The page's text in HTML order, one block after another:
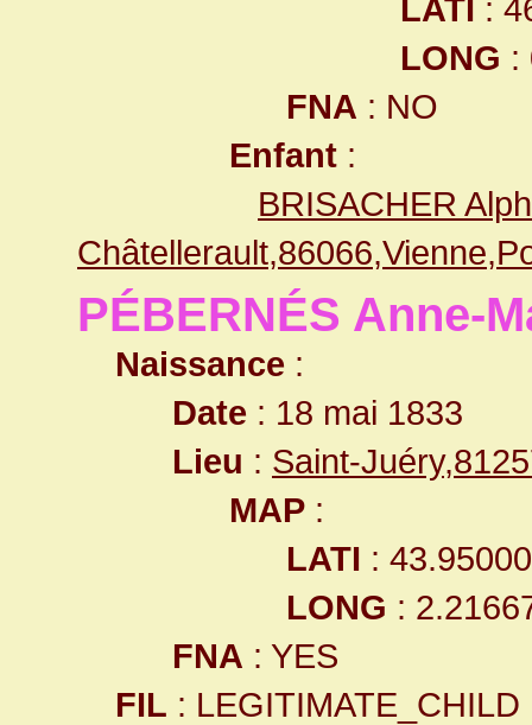
LATI :
LONG :
FNA : NO
Enfant :
BRISACHER
PÉBERNÉS Anne-
Naissance :
Date : 18 mai 1833
Lieu : Saint-
MAP :
LATI :
LONG :
FNA : YES
FIL : LEGITIMATE_CHILD